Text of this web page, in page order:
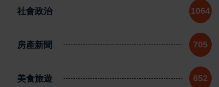
社會政治 1064
房產新聞 705
美食旅遊 652